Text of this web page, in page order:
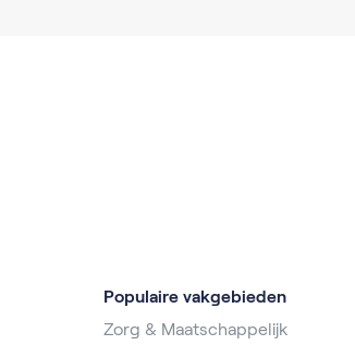
Populaire vakgebieden
Zorg & Maatschappelijk